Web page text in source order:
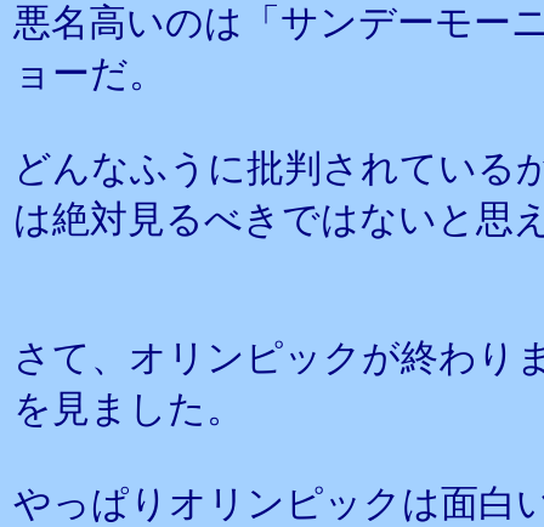
悪名高いのは「サンデーモー
ョーだ。
どんなふうに批判されている
は絶対見るべきではないと思
さて、オリンピックが終わり
を見ました。
やっぱりオリンピックは面白